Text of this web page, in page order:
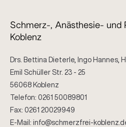
Impressum
Schmerz-, Anästhesie- und
Koblenz
Drs. Bettina Dieterle, Ingo Hannes,
Emil Schüller Str. 23 - 25
56068 Koblenz
Telefon: 0261 50089801
Fax: 0261 20029949
E-Mail: info@schmerzfrei-